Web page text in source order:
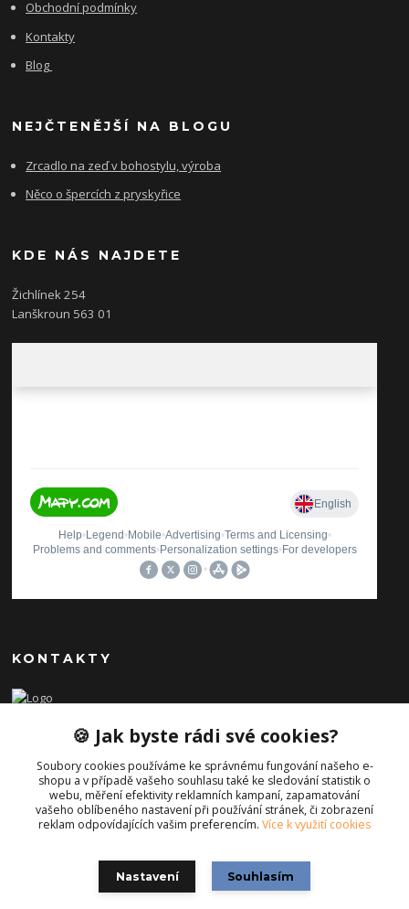
Obchodní podmínky
Kontakty
Blog
NEJČTENĚJŠÍ NA BLOGU
Zrcadlo na zeď v bohostylu, výroba
Něco o špercích z pryskyřice
KDE NÁS NAJDETE
Žichlínek 254
Lanškroun 563 01
KONTAKTY
+420 606654169
(Po-Pá, 8-16 hod.)
info@iporiginal.cz
🍪 Jak byste rádi své cookies?
Soubory cookies používáme ke správnému fungování našeho e-
shopu a v případě vašeho souhlasu také ke sledování statistik o
webu, měření efektivity reklamních kampaní, zapamatování
vašeho oblíbeného nastavení při používání stránek, či zobrazení
reklam odpovídajících vašim preferencím. Více k využití cookies
Nastavení Souhlasím